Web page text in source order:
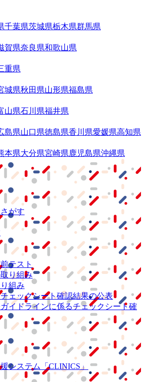
千葉県茨城県栃木県群馬県
賀県奈良県和歌山県
重県
城県秋田県山形県福島県
山県石川県福井県
島県山口県徳島県香川県愛媛県高知県
本県大分県宮崎県鹿児島県沖縄県
がす
テスト
り組み
組み
ェックシート確認結果の公表
イドラインに係るチェックシート確
システム
「CLINICS」